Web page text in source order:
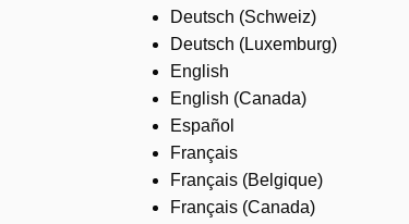
Deutsch (Schweiz)
Deutsch (Luxemburg)
English
English (Canada)
Español
Français
Français (Belgique)
Français (Canada)